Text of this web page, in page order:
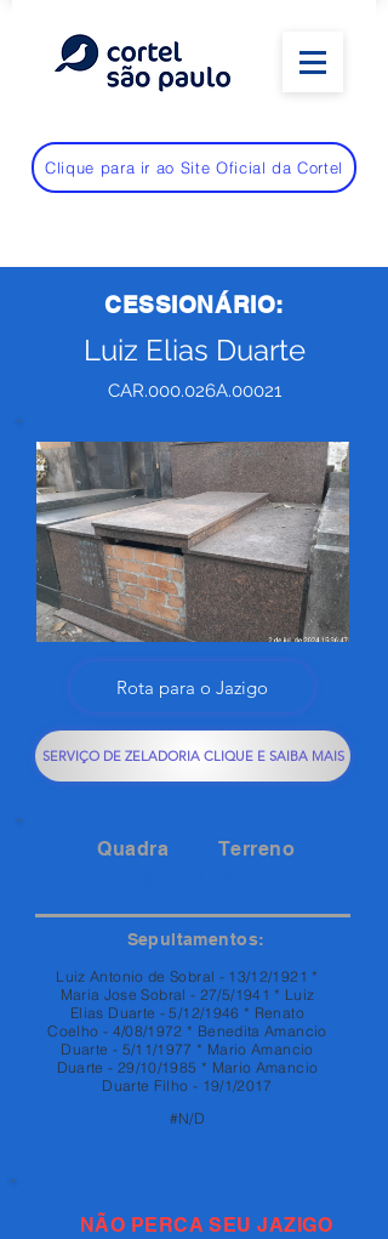
Clique para ir ao Site Oficial da Cortel
CESSIONÁRIO:
Luiz Elias Duarte
CAR.000.026A.00021
Rota para o Jazigo
SERVIÇO DE ZELADORIA CLIQUE E SAIBA MAIS
Quadra Terreno
Sepultamentos:
Luiz Antonio de Sobral - 13/12/1921 *
Maria Jose Sobral - 27/5/1941 * Luiz
Elias Duarte - 5/12/1946 * Renato
Coelho - 4/08/1972 * Benedita Amancio
Duarte - 5/11/1977 * Mario Amancio
Duarte - 29/10/1985 * Mario Amancio
Duarte Filho - 19/1/2017
#N/D
NÃO PERCA SEU JAZIGO